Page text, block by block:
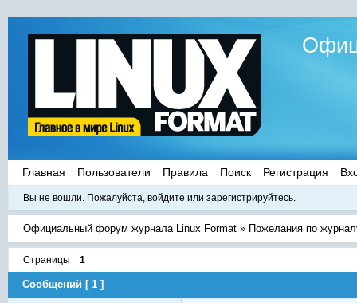
Главная Пользователи Правила Поиск Регистрация
Вы не вошли. Пожалуйста, войдите или зарегистрируйтесь.
Официальный форум журнала Linux Format » Пожелания по
Страницы 1
Сообщений [ 1 ]